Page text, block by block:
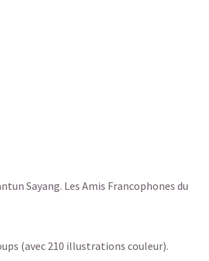
Sayang. Les Amis Francophones du
(avec 210 illustrations couleur).